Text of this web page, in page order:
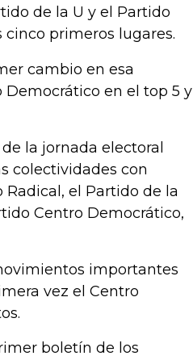
de la U y el Partido
cinco primeros lugares.
cambio en esa
en el top 5 y
la jornada electoral
colectividades con
el Partido de la
Centro Democrático,
importantes
vez el Centro
boletín de los